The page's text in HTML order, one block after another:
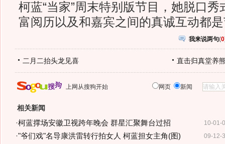
柯蓝“当家”周末特别版节目，她脱口
富阅历以及和嘉宾之间的真诚互动都
我来说两句(0
二月二抬头龙见喜 直击归真堂养
上网从搜狗开始 网页 新闻
相关新闻
10-01-
·柯蓝撑场安徽卫视跨年晚会 群星汇聚舞台过招
09-12-
·"爷们戏"名导康洪雷转行拍女人 柯蓝担女主角(图)